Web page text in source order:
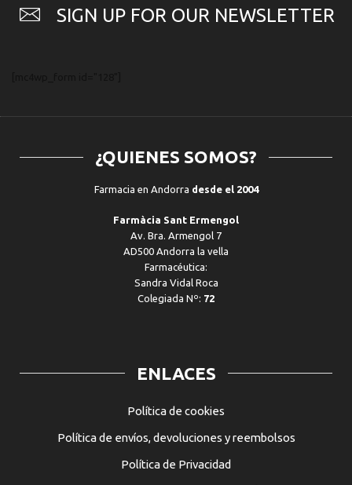
Frutos
Rojos
30
Caps
SIGN UP FOR OUR NEWSLETTER
¿QUIENES SOMOS?
Farmacia en Andorra desde el 2004
Farmàcia Sant Ermengol
Av. Bra. Armengol 7
AD500 Andorra la vella
Farmacéutica:
Sandra Vidal Roca
Colegiada Nº: 72
ENLACES
Política de cookies
Política de envíos, devoluciones y reembolsos
Política de Privacidad